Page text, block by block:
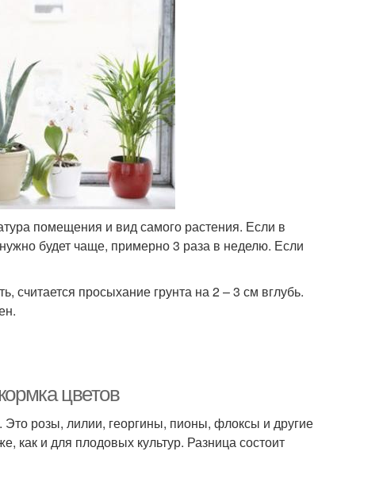
помещения и вид самого растения. Если в
будет чаще, примерно 3 раза в неделю. Если
считается просыхание грунта на 2 – 3 см вглубь.
цветов
розы, лилии, георгины, пионы, флоксы и другие
как и для плодовых культур. Разница состоит